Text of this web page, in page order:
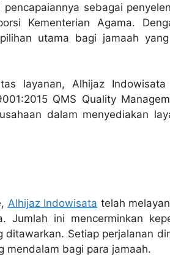
sebagai
Kementerian Agama.
utama bagi jamaah
layanan, Alhijaz
QMS Quality
dalam menyediakan
Alhijaz Indowisata telah
Jumlah ini mencerminkan
Setiap perjalanan
mendalam bagi para jamaah.